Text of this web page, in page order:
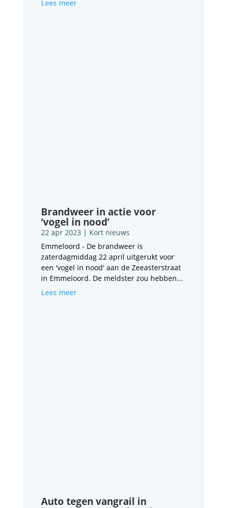
Lees meer
Brandweer in actie voor
‘vogel in nood’
22 apr 2023 | Kort nieuws
Emmeloord - De brandweer is
zaterdagmiddag 22 april uitgerukt voor
een 'vogel in nood' aan de Zeeasterstraat
in Emmeloord. De meldster zou hebben...
Lees meer
Auto tegen vangrail in